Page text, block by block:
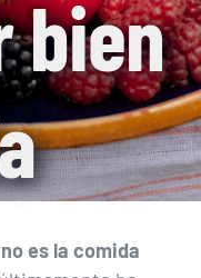
bien
es la comida